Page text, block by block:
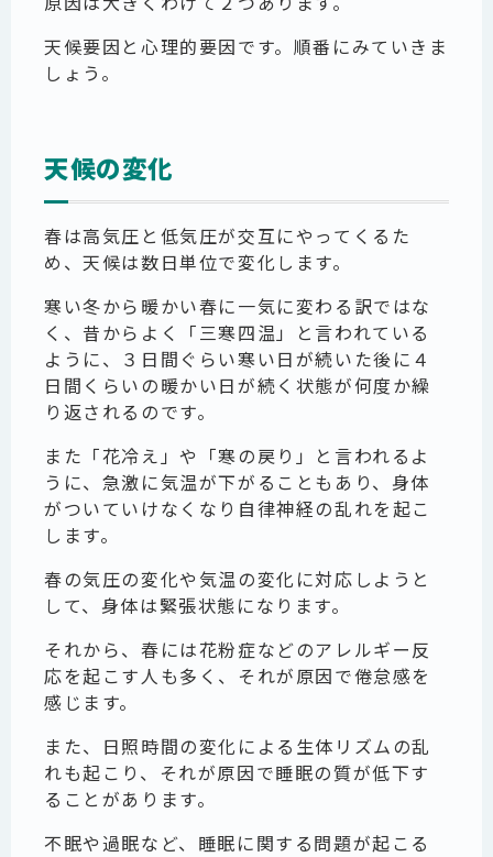
天候要因と心理的要因です。順番にみていきま
しょう。
天候の変化
春は高気圧と低気圧が交互にやってくるた
め、天候は数日単位で変化します。
寒い冬から暖かい春に一気に変わる訳ではな
く、昔からよく「三寒四温」と言われている
ように、３日間ぐらい寒い日が続いた後に４
日間くらいの暖かい日が続く状態が何度か繰
り返されるのです。
また「花冷え」や「寒の戻り」と言われるよ
うに、急激に気温が下がることもあり、身体
がついていけなくなり自律神経の乱れを起こ
します。
春の気圧の変化や気温の変化に対応しようと
して、身体は緊張状態になります。
それから、春には花粉症などのアレルギー反
応を起こす人も多く、それが原因で倦怠感を
感じます。
また、日照時間の変化による生体リズムの乱
れも起こり、それが原因で睡眠の質が低下す
ることがあります。
不眠や過眠など、睡眠に関する問題が起こる